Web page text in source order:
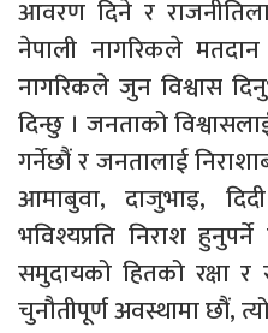
आवरण दिने र
नेपाली नागरिकले
नागरिकले जुन विश्वास
दिन्छु । जनताको
गर्नेछौं र जनतालाई
आमाबुवा, दाजुभाइ,
भविश्यप्रति निराश
समुदायको हितको रक्षा र
चुनौतीपूर्ण अवस्थामा छौं,